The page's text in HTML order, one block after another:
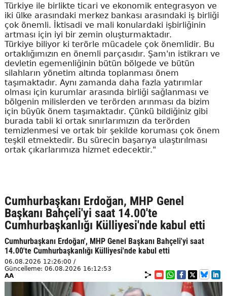
Türkiye ile birlikte ticari ve ekonomik entegrasyon ve
iki ülke arasındaki merkez bankası arasındaki iş birliği
çok önemli. İktisadi ve mali konulardaki işbirliğinin
artması için iyi bir zemin oluşturmaktadır.
Türkiye biliyor ki terörle mücadele çok önemlidir. Bu
ortaklığımızın en önemli parçasıdır. Şam'ın istikrarı ve
devletin egemenliğinin bütün bölgede ve bütün
silahların yönetim altında toplanması önem
taşımaktadır. Aynı zamanda daha fazla yatırımlar
olması için kurumlar arasında birliği sağlanması ve
bölgenin milislerden ve terörden arınması da bizim
için büyük önem taşımaktadır. Çünkü bildiğiniz gibi
burada tabii ki ortak sınırlarımızın da terörden
temizlenmesi ve ortak bir şekilde koruması çok önem
teşkil etmektedir. Bu sürecin başarıya ulaştırılması
ortak çıkarlarımıza hizmet edecektir."
Cumhurbaşkanı Erdoğan, MHP Genel
Başkanı Bahçeli'yi saat 14.00'te
Cumhurbaşkanlığı Külliyesi'nde kabul etti
Cumhurbaşkanı Erdoğan', MHP Genel Başkanı Bahçeli'yi saat
14.00'te Cumhurbaşkanlığı Külliyesi'nde kabul etti
06.08.2026 12:26:00 /
Güncelleme: 06.08.2026 16:12:53
AA